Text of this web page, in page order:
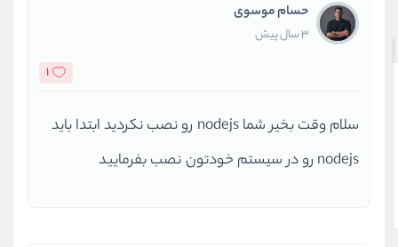
حسام موسوی
3 سال پیش
1
سلام وقت بخیر شما nodejs رو نصب نکردید ابتدا باید
nodejs رو در سیستم خودتون نصب بفرمایید